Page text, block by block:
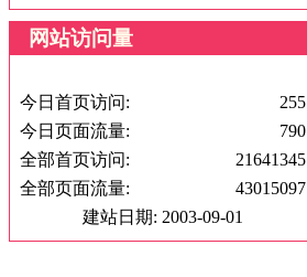
网站访问量
今日首页访问:
255
今日页面流量:
790
全部首页访问:
21641345
全部页面流量:
43015097
建站日期: 2003-09-01